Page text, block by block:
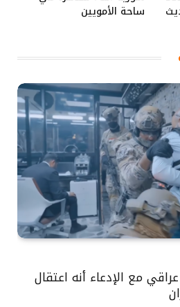
ساحة الأمويين
مع الإدعاء أنه اعتقال